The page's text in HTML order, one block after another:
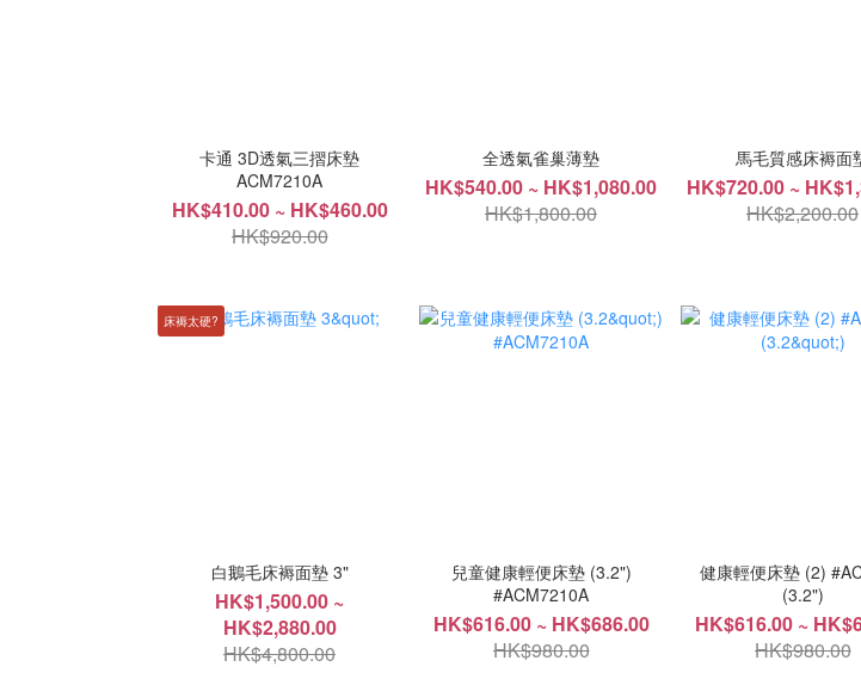
卡通 3D透氣三摺床墊
ACM7210A
HK$410.00 ~ HK$460.00
HK$920.00
全透氣雀巢薄墊
HK$540.00 ~ HK$1,080.00
HK$1,800.00
馬毛質感床褥面
HK$720.00 ~
HK$2,200.00
床褥太硬?
白鵝毛床褥面墊 3"
HK$1,500.00 ~
HK$2,880.00
HK$4,800.00
兒童健康輕便床墊 (3.2")
#ACM7210A
HK$616.00 ~ HK$686.00
HK$980.00
健康輕便床墊 (2)
(3.2")
HK$616.00 ~
HK$980.00